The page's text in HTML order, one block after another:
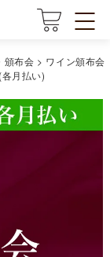
頒布会
ワイン頒布会
月払い)